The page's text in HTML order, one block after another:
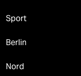
Sport
Berlin
Nord